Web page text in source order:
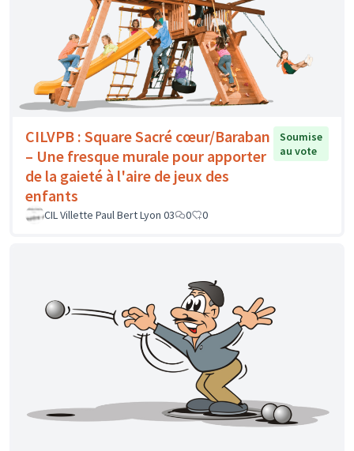
CILVPB : Square Sacré cœur/Baraban
– Une fresque murale pour apporter
de la gaieté à l'aire de jeux des
enfants
Soumise
au vote
CIL Villette Paul Bert Lyon 03 0 0